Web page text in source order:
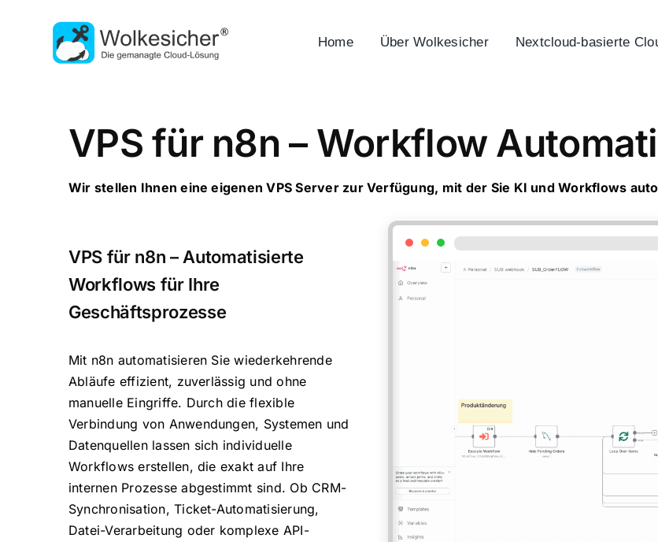
Home Über Wolkesicher Nextcloud-basierte
VPS für n8n – Workflow
Wir stellen Ihnen eine eigenen VPS Server zur Verfügung, mit der Sie KI und Workflows
VPS für n8n – Automatisierte
Workflows für Ihre
Geschäftsprozesse
Mit n8n automatisieren Sie wiederkehrende
Abläufe effizient, zuverlässig und ohne
manuelle Eingriffe. Durch die flexible
Verbindung von Anwendungen, Systemen und
Datenquellen lassen sich individuelle
Workflows erstellen, die exakt auf Ihre
internen Prozesse abgestimmt sind. Ob CRM-
Synchronisation, Ticket-Automatisierung,
Datei-Verarbeitung oder komplexe API-